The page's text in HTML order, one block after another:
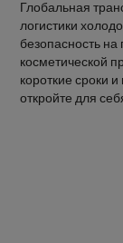
Глобальная
логистики
безопасность на
косметической
короткие сроки
откройте для